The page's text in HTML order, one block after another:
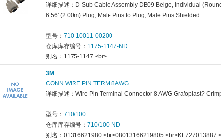
详细描述：D-Sub Cable Assembly DB09 Beige, Individual
6.56' (2.00m) Plug, Male Pins to Plug, Male Pins Shielded
型号： 710-10011-00200
仓库库存编号： 1175-1147-ND
别名：1175-1147 <br>
3M
CONN WIRE PIN TERM 8AWG
详细描述：Wire Pin Terminal Connector 8 AWG Grafoplast?
型号： 710/100
仓库库存编号： 710/100-ND
别名：01316621980 <br>08013166219805 <br>KE727013887